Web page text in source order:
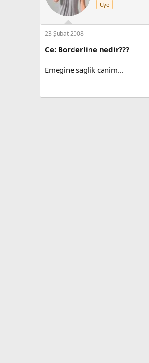
Üye
23 Şubat 2008
Ce: Borderline nedir???
Emegine saglik canim...